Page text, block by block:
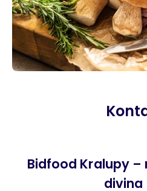
Bidfood Kralupy –
divina